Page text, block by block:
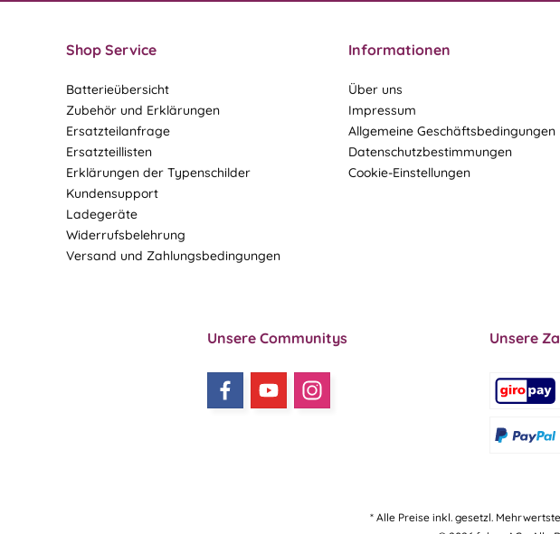
Shop Service
Batterieübersicht
Zubehör und Erklärungen
Ersatzteilanfrage
Ersatzteillisten
Erklärungen der Typenschilder
Kundensupport
Ladegeräte
Widerrufsbelehrung
Versand und Zahlungsbedingungen
Informationen
Über uns
Impressum
Allgemeine Geschäftsbedingungen
Datenschutzbestimmungen
Cookie-Einstellungen
Unsere Communitys Unsere
* Alle Preise inkl. gesetzl.